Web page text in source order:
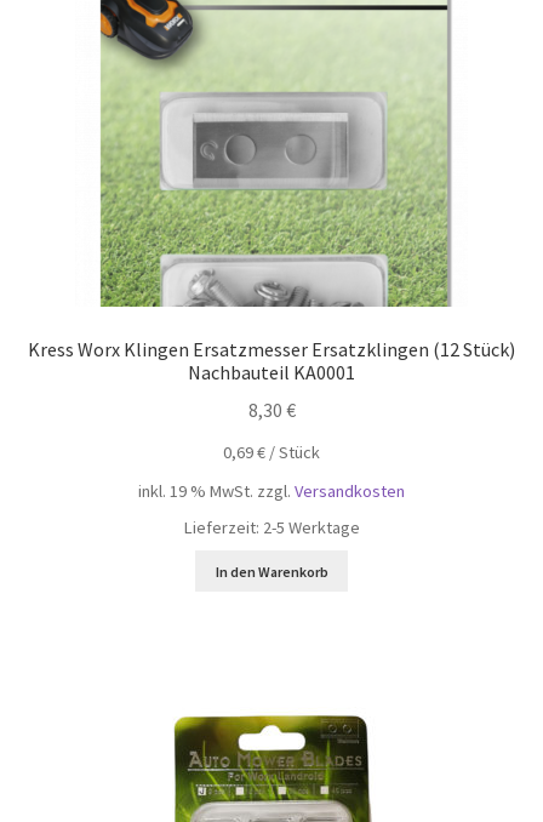
Mein Konto
Kress Worx Klingen Ersatzmesser Ersatzklingen (12 Stück)
Nachbauteil KA0001
8,30 €
0,69€ /Stück
inkl. 19 % MwSt. zzgl. Versandkosten
Lieferzeit: 2-5 Werktage
In den Warenkorb